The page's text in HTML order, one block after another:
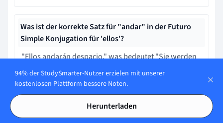
Was ist der korrekte Satz für "andar" in der Futuro
Simple Konjugation für 'ellos'?
"Ellos andarán despacio." was bedeutet "Sie werden
langsam gehen."
Was ist die Grundbedeutung des Verbs "andar"?
Die Grundbedeutung von "andar" ist "zu Fuß gehen"
94% der StudySmarter-Nutzer erzielen mit unserer
kostenlosen Plattform bessere Noten.
Herunterladen